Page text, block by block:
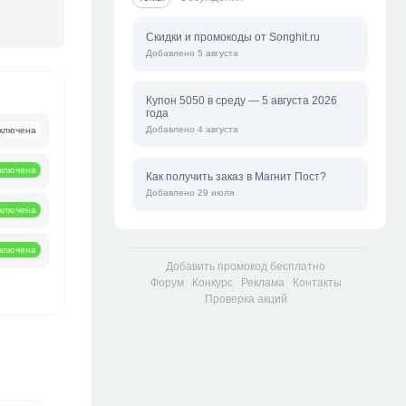
Скидки и промокоды от Songhit.ru
Добавлено 5 августа
Купон 5050 в среду — 5 августа 2026
года
Добавлено 4 августа
Как получить заказ в Магнит Пост?
Добавлено 29 июля
Добавить промокод бесплатно
Форум
Конкурс Реклама
Контакты
Проверка акций